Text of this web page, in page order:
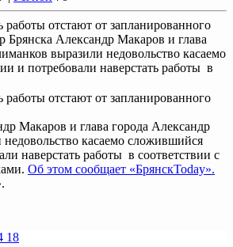
отстают от запланированного
Брянска Александр Макаров и глава
выразили недовольство касаемо
и потребовали наверстать работы в
отстают от запланированного
Макаров и глава города Александр
касаемо сложившийся
наверстать работы в соответствии с
Об этом сообщает «БрянскToday».
18